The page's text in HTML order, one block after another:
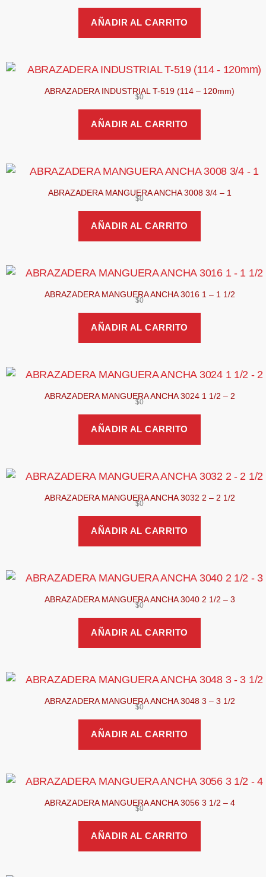
AÑADIR AL CARRITO
ABRAZADERA INDUSTRIAL T-519 (114 – 120mm)
$0
AÑADIR AL CARRITO
ABRAZADERA MANGUERA ANCHA 3008 3/4 – 1
$0
AÑADIR AL CARRITO
ABRAZADERA MANGUERA ANCHA 3016 1 – 1 1/2
$0
AÑADIR AL CARRITO
ABRAZADERA MANGUERA ANCHA 3024 1 1/2 – 2
$0
AÑADIR AL CARRITO
ABRAZADERA MANGUERA ANCHA 3032 2 – 2 1/2
$0
AÑADIR AL CARRITO
ABRAZADERA MANGUERA ANCHA 3040 2 1/2 – 3
$0
AÑADIR AL CARRITO
ABRAZADERA MANGUERA ANCHA 3048 3 – 3 1/2
$0
AÑADIR AL CARRITO
ABRAZADERA MANGUERA ANCHA 3056 3 1/2 – 4
$0
AÑADIR AL CARRITO